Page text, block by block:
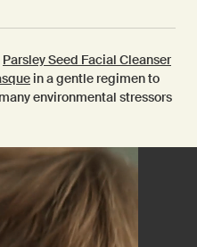
Parsley Seed Facial Cleanser
in a gentle regimen to
environmental stressors